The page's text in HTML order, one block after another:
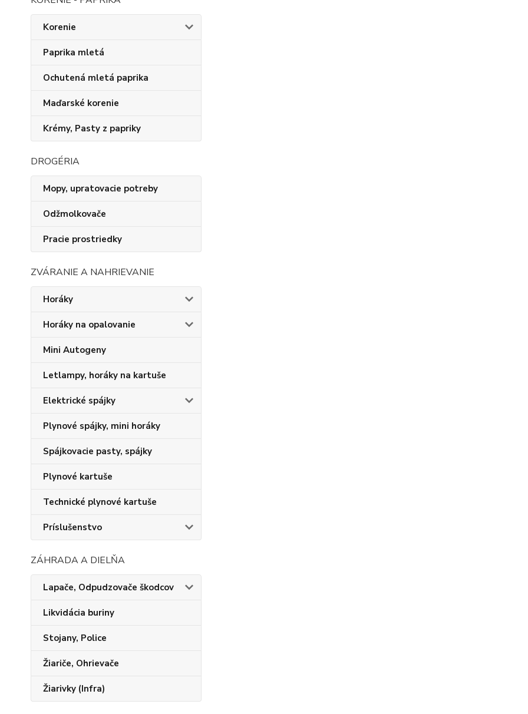
Korenie
Paprika mletá
Ochutená mletá paprika
Maďarské korenie
Krémy, Pasty z papriky
DROGÉRIA
Mopy, upratovacie potreby
Odžmolkovače
Pracie prostriedky
ZVÁRANIE A NAHRIEVANIE
Horáky
Horáky na opalovanie
Mini Autogeny
Letlampy, horáky na kartuše
Elektrické spájky
Plynové spájky, mini horáky
Spájkovacie pasty, spájky
Plynové kartuše
Technické plynové kartuše
Príslušenstvo
ZÁHRADA A DIELŇA
Lapače, Odpudzovače škodcov
Likvidácia buriny
Stojany, Police
Žiariče, Ohrievače
Žiarivky (Infra)